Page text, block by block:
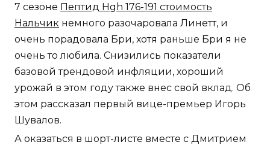
7 сезоне Пептид Hgh 176-191 стоимость
Нальчик немного разочаровала Линетт, и
очень порадовала Бри, хотя раньше Бри я не
очень то любила. Снизились показатели
базовой трендовой инфляции, хороший
урожай в этом году также внес свой вклад. Об
этом рассказал первый вице-премьер Игорь
Шувалов.
А оказаться в шорт-листе вместе с Дмитрием